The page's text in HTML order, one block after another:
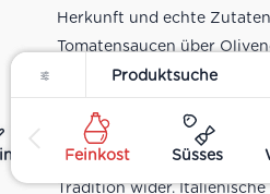
Feinkost Süsses
Herkunft und echte
Tomatensaucen über
Pesto bis zu Balsamico und
verschiedenen Regionen
sind Teil unseres realen
und spiegeln italienische
Tradition wider.